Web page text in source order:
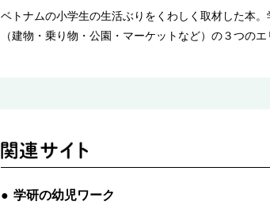
ベトナムの小学生の生活ぶりをくわしく取材した本
（建物・乗り物・公園・マーケットなど）の３つの
学研の幼児ワーク